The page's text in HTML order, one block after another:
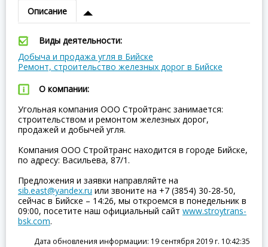
Описание
Виды деятельности:
Добыча и продажа угля в Бийске
Ремонт, строительство железных дорог в Бийске
О компании:
Угольная компания ООО Стройтранс занимается:
строительством и ремонтом железных дорог,
продажей и добычей угля.
Компания ООО Стройтранс находится в городе Бийске,
по адресу: Васильева, 87/1.
Предложения и заявки направляйте на
sib.east@yandex.ru или звоните на +7 (3854) 30-28-50,
сейчас в Бийске – 14:26, мы откроемся в понедельник в
09:00, посетите наш официальный сайт www.stroytrans-
bsk.com.
Дата обновления информации: 19 сентября 2019 г. 10:42:35